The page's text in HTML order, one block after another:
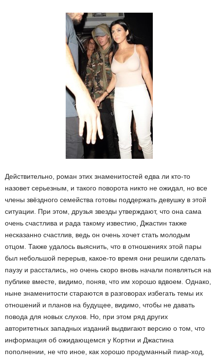
Действительно, роман этих знаменитостей едва ли кто-то
назовет серьезным, и такого поворота никто не ожидал, но все
члены звёздного семейства готовы поддержать девушку в этой
ситуации. При этом, друзья звезды утверждают, что она сама
очень счастлива и рада такому известию, Джастин также
несказанно счастлив, ведь он очень хочет стать молодым
отцом. Также удалось выяснить, что в отношениях этой пары
был небольшой перерыв, какое-то время они решили сделать
паузу и расстались, но очень скоро вновь начали появляться на
публике вместе, видимо, поняв, что им хорошо вдвоем. Однако,
ныне знаменитости стараются в разговорах избегать темы их
отношений и планов на будущее, видимо, чтобы не давать
повода для новых слухов. Но, при этом ряд других
авторитетных западных изданий выдвигают версию о том, что
информация об ожидающемся у Кортни и Джастина
пополнении, не что иное, как хорошо продуманный пиар-ход,